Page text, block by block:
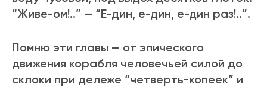
“Живе-ом!..” — “Е-дин, е-дин, е-дин раз!..”.
Помню эти главы — от эпического
движения корабля человечьей силой до
склоки при дележе “четверть-копеек” и